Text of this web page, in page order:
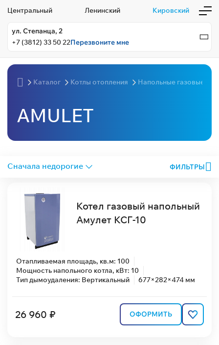
Центральный Ленинский Кировский
ул. Степанца, 2
+7 (3812) 33 50 22Перезвоните мне
Каталог Котлы отопления Напольные газовые
AMULET
ФИЛЬТРЫ
Котел газовый напольный
Амулет КСГ-10
Отапливаемая площадь, кв.м: 100
Мощность напольного котла, кВт: 10
Тип дымоудаления: Вертикальный
677×282×474 мм
26 960 ₽ ОФОРМИТЬ